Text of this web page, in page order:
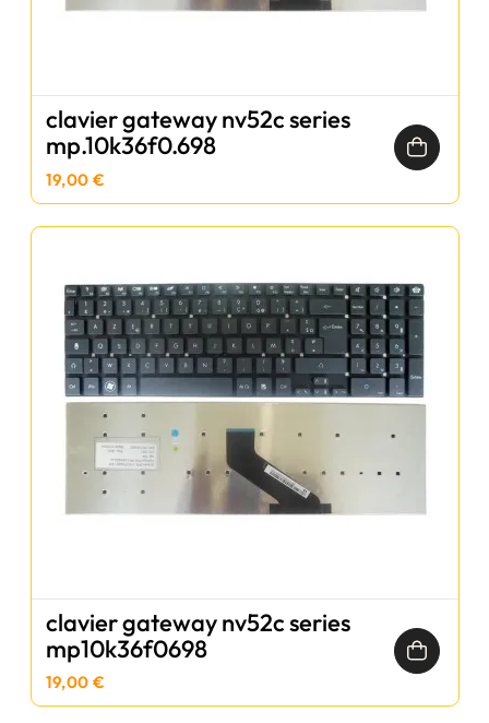
clavier gateway nv52c series
mp.10k36f0.698
19,00 €
clavier gateway nv52c series
mp10k36f0698
19,00 €